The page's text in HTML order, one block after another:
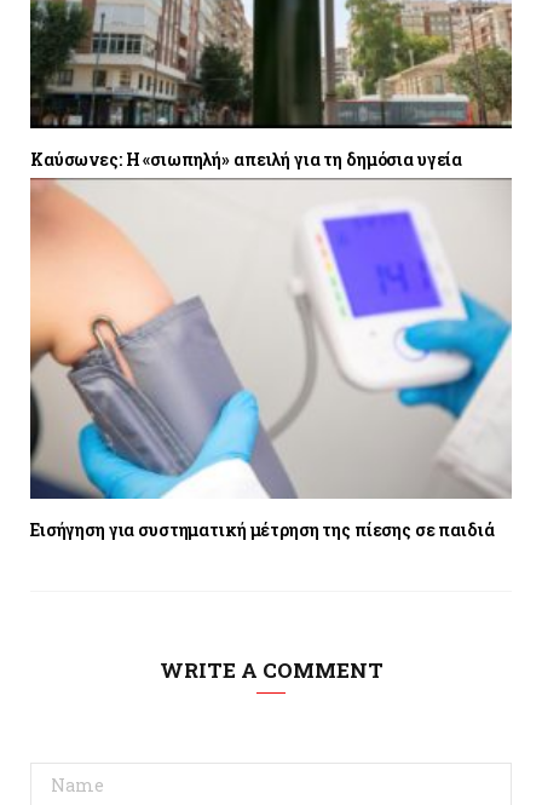
Καύσωνες: Η «σιωπηλή» απειλή για τη δημόσια υγεία
Εισήγηση για συστηματική μέτρηση της πίεσης σε παιδιά
WRITE A COMMENT